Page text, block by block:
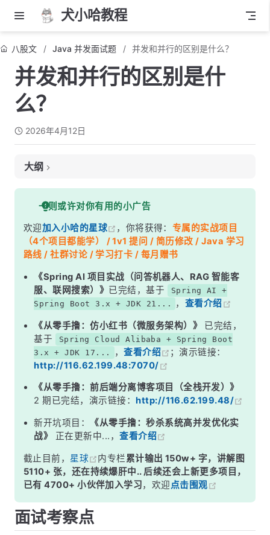
犬小哈教程
八股文 Java 并发面试题 并发和并行的区别是什么？
并发和并行的区别是什
么？
2026年4月12日
大纲
面试考察点
核心答案
深度解析
一、生活类比——最直观的理解
二、从 CPU 角度理解
三、它们的关系——不是对立，而是协作
面试高频追问
记忆口诀
一则或许对你有用的小广告
欢迎加入小哈的星球 ，你将获得： 专属的实战项目
（4个项目都能学） / 1v1 提问 / 简历修改 / Java 学习
路线 / 社群讨论 / 学习打卡 / 每月赠书
《Spring AI 项目实战（问答机器人、RAG 智能客
服、联网搜索）》 已完结，基于
Spring AI +
Spring Boot 3.x + JDK 21...
， 查看介绍
《从零手撸：仿小红书（微服务架构）》
已完结，
基于
Spring Cloud Alibaba + Spring Boot
3.x + JDK 17...
，查看介绍
；演示链接：
http://116.62.199.48:7070/
《从零手撸：前后端分离博客项目（全栈开发）》
2 期已完结，演示链接： http://116.62.199.48/
新开坑项目：
《从零手撸：秒杀系统高并发优化实
战》
正在更新中...，查看介绍
截止目前， 星球 内专栏累计输出 150w+ 字，讲解图
5110+ 张，还在持续爆肝中.. 后续还会上新更多项目，
已有 4700+ 小伙伴加入学习，欢迎点击围观
面试考察点